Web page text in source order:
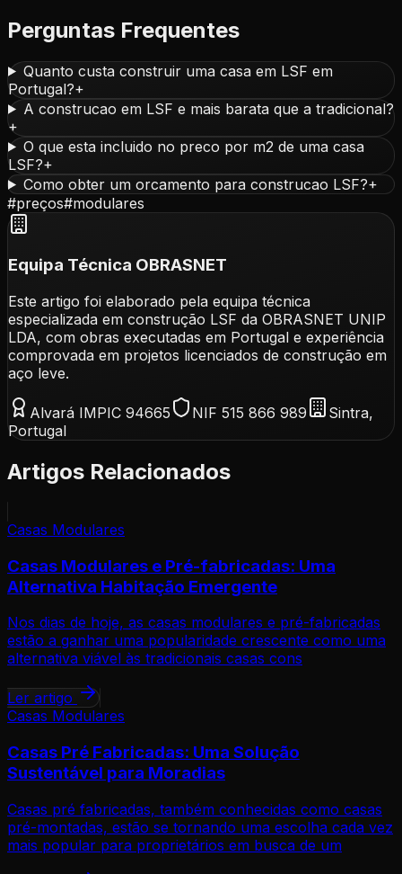
Perguntas Frequentes
Quanto custa construir uma casa em LSF em
Portugal?+
A construcao em LSF e mais barata que a tradicional?
+
O que esta incluido no preco por m2 de uma casa
LSF?+
Como obter um orcamento para construcao LSF?+
#preços#modulares
Equipa Técnica OBRASNET
Este artigo foi elaborado pela equipa técnica
especializada em construção LSF da OBRASNET UNIP
LDA, com obras executadas em Portugal e experiência
comprovada em projetos licenciados de construção em
aço leve.
Alvará IMPIC 94665 NIF 515 866 989
Sintra,
Portugal
Artigos Relacionados
Casas Modulares
Casas Modulares e Pré-fabricadas: Uma
Alternativa Habitação Emergente
Nos dias de hoje, as casas modulares e pré-fabricadas
estão a ganhar uma popularidade crescente como uma
alternativa viável às tradicionais casas cons
Ler artigo
Casas Modulares
Casas Pré Fabricadas: Uma Solução
Sustentável para Moradias
Casas pré fabricadas, também conhecidas como casas
pré-montadas, estão se tornando uma escolha cada vez
mais popular para proprietários em busca de um